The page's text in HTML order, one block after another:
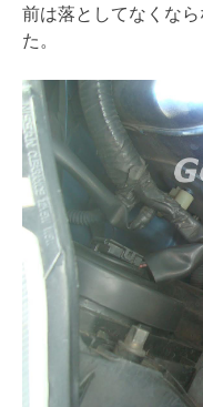
前は落としてなくな
た。